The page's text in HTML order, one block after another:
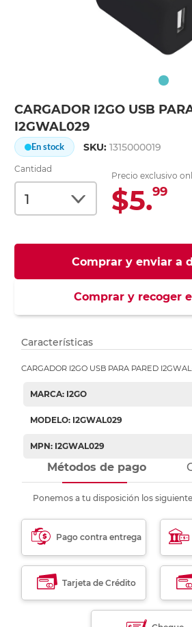
CARGADOR I2GO USB
I2GWAL029
En stock SKU:1315000019
Cantidad
Precio exclusivo
$5.99
Comprar y enviar a
Comprar y recoger
Características
CARGADOR I2GO USB PARA PARED
MARCA: I2GO
MODELO: I2GWAL029
MPN: I2GWAL029
Métodos de pago
Ponemos a tu disposición los
Pago contra entrega
Tarjeta de Crédito